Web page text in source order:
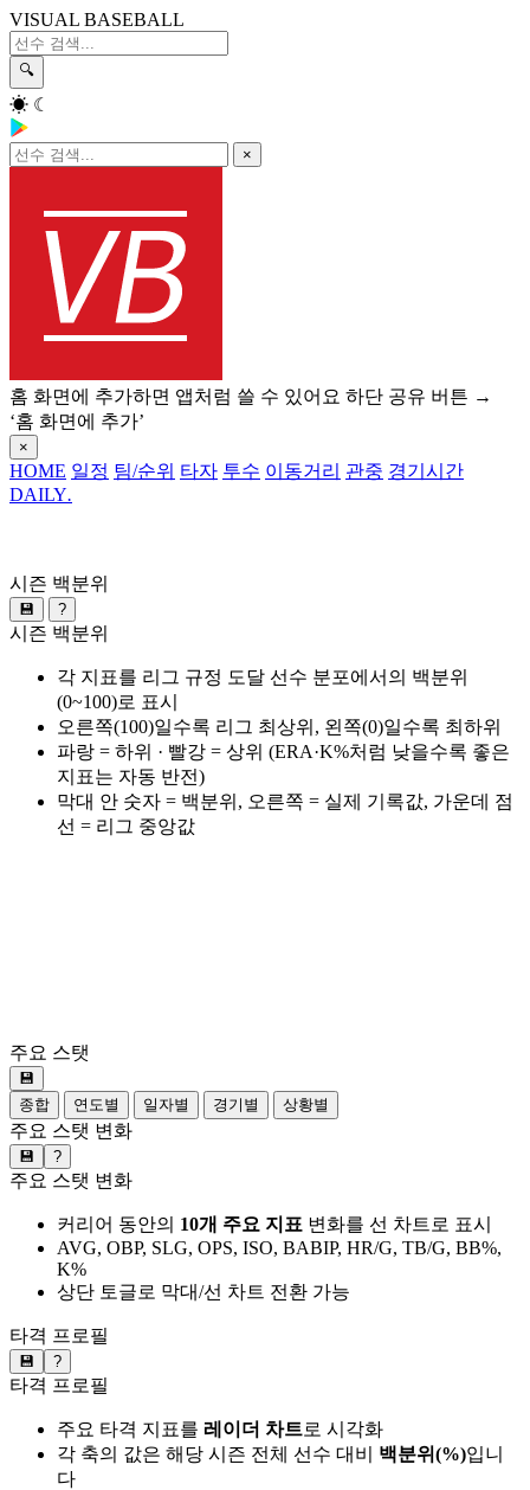
VISUAL BASEBALL
🔍
☀ ☾
×
홈 화면에 추가하면 앱처럼 쓸 수 있어요 하단 공유 버튼 →
‘홈 화면에 추가’
×
HOME 일정 팀/순위 타자 투수 이동거리 관중 경기시간
DAILY.
시즌 백분위
💾 ?
시즌 백분위
각 지표를 리그 규정 도달 선수 분포에서의 백분위
(0~100)로 표시
오른쪽(100)일수록 리그 최상위, 왼쪽(0)일수록 최하위
파랑 = 하위 · 빨강 = 상위 (ERA·K%처럼 낮을수록 좋은
지표는 자동 반전)
막대 안 숫자 = 백분위, 오른쪽 = 실제 기록값, 가운데 점
선 = 리그 중앙값
주요 스탯
💾
종합
연도별 일자별 경기별 상황별
주요 스탯 변화
💾 ?
주요 스탯 변화
커리어 동안의 10개 주요 지표 변화를 선 차트로 표시
AVG, OBP, SLG, OPS, ISO, BABIP, HR/G, TB/G, BB%,
K%
상단 토글로 막대/선 차트 전환 가능
타격 프로필
💾 ?
타격 프로필
주요 타격 지표를 레이더 차트로 시각화
각 축의 값은 해당 시즌 전체 선수 대비 백분위(%)입니
다